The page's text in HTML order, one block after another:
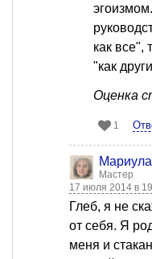
как все",
"как
Оценка
1
Мастер
17 июля 2014 в
Глеб, я не
от себя. Я
меня и